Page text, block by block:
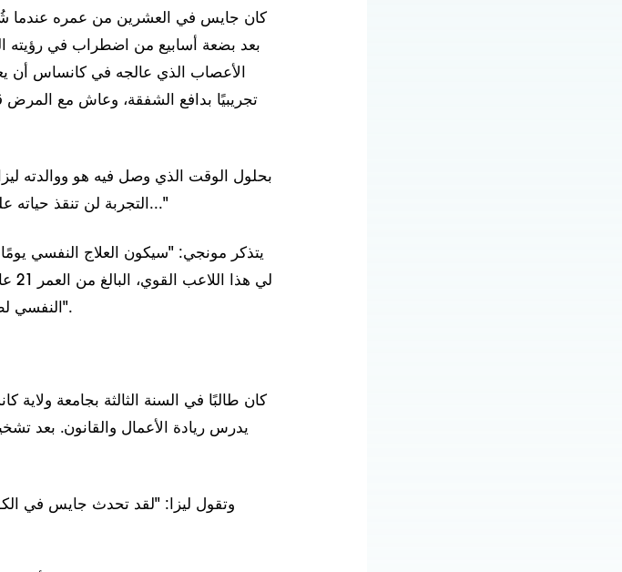
بعد بضعة أسابيع من اضطراب في رؤيته
الأعصاب الذي عالجه في كانساس أن
بحلول الوقت الذي وصل فيه هو ووالدته
التجربة لن تنقذ حياته على الأرجح. قال: "أعلم أنني سأموت، وأعلم أن هذا..."
يتذكر مونجي: "سيكون العلاج النفسي
لي
النفسي لطفل في الخامسة من عمره هو الذي يجب أن يبدأ".
يدرس ريادة الأعمال والقانون. بعد
وتقول ليزا: "لقد تحدث جايس في